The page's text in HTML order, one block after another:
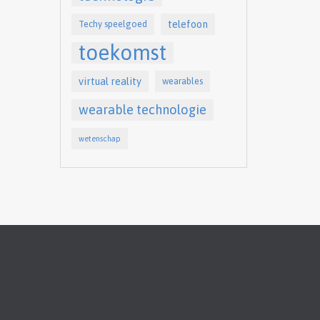
Techy speelgoed telefoon
toekomst
virtual reality wearables
wearable technologie
wetenschap